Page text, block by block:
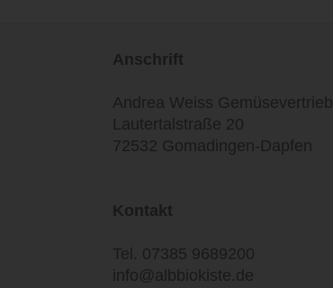
Anschrift
Andrea Weiss Gemüsevertrieb
Lautertalstraße 20
72532 Gomadingen-Dapfen
Kontakt
Tel. 07385 9689200
info@albbiokiste.de